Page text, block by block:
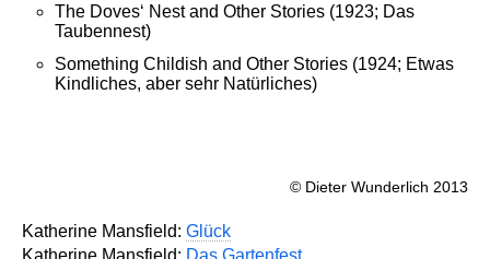
The Doves‘ Nest and Other Stories (1923; Das
Taubennest)
Something Childish and Other Stories (1924; Etwas
Kindliches, aber sehr Natürliches)
© Dieter Wunderlich 2013
Katherine Mansfield: Glück